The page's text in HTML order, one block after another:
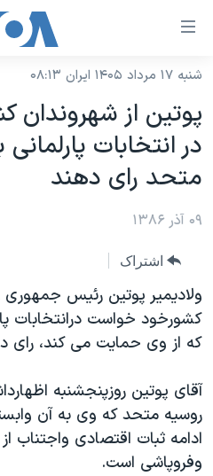
لینکهای
دسترسی
جهش
به
محتوای
اصلی
به
صفحه
جهش
جستجو
نسخه سبک وب‌سایت
موضوع ها
آمریکا
جهان
گزیده‌ها
ویژه برنامه‌ها
فرهنگ و زندگی
حقوق شهروندی
برنامه های تلویزیونی
جدول برنامه ها
صفحه‌های ویژه
عملیات خشم حماسی
۲۵۰سالگی آمریکا
بایگانی برنامه‌های تلویزیونی
مستندها
انتخابات ریاست جمهوری آمریکا ۲۰۲۴
فرکانس‌های صدای آمریکا
پخش رادیویی
دنبال کنید
شنبه ۱۷ مرداد ۱۴۰۵ ایران ۰۸:۱۳
پوتین از
در انتخابات
متحد رای دهند
۰۹ آذر ۱۳۸۶
اشتراک
ولادیمیر پوتین رئیس جمهوری
کشورخود خواست درانتخابات
که از وی حمایت می کند، رای
آقای پوتین روزپنجشنبه
روسیه متحد که وی به آن
ادامه ثبات اقتصادی واجتناب
وفروپاشی است.